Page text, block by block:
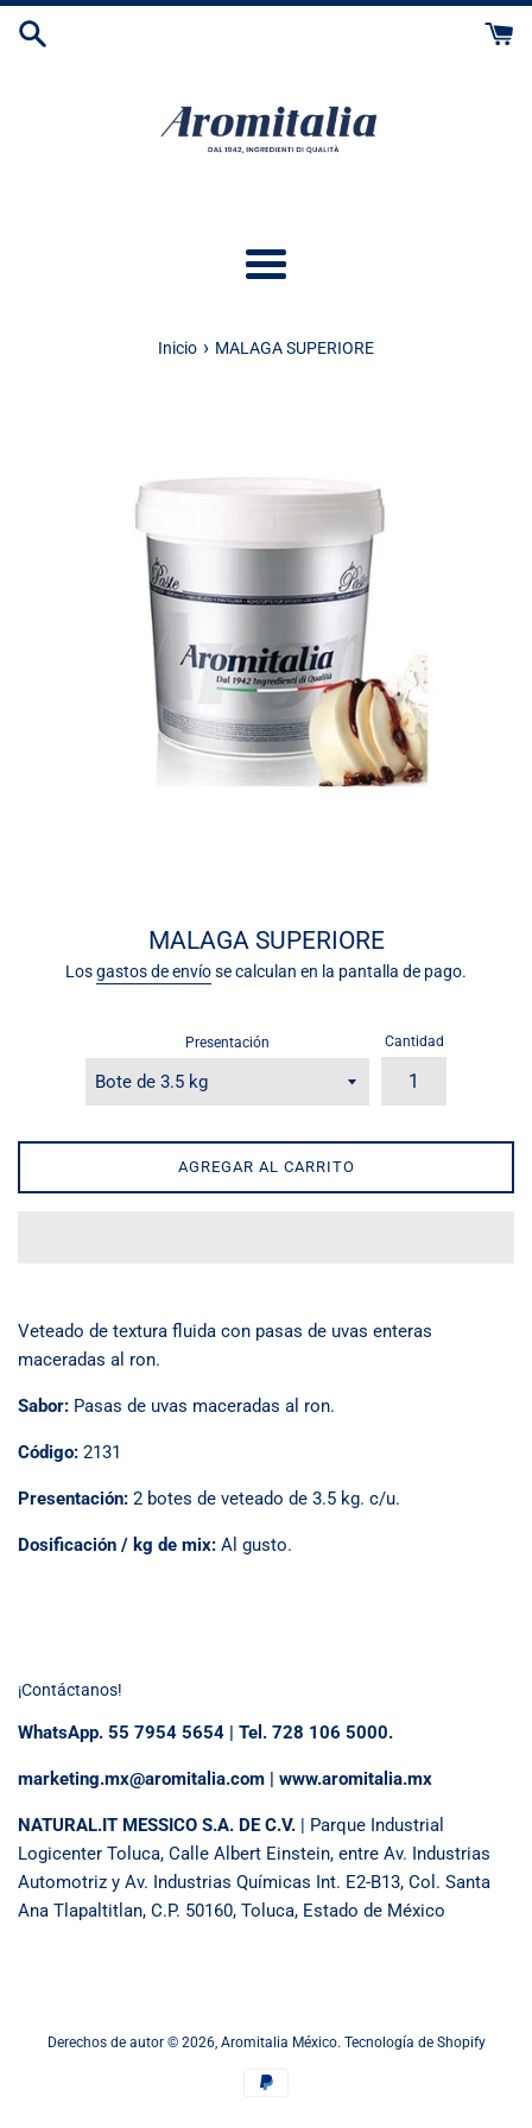
Ir
directamente
Más
Inicio › MALAGA SUPERIORE
MALAGA SUPERIORE
Losgastos de envíose calculan en la pantalla de pago.
Presentación Cantidad
AGREGAR AL CARRITO
Veteado de textura fluida con pasas de uvas enteras
maceradas al ron.
Sabor: Pasas de uvas maceradas al ron.
Código: 2131
Presentación: 2 botes de veteado de 3.5 kg. c/u.
Dosificación / kg de mix: Al gusto.
¡Contáctanos!
WhatsApp. 55 7954 5654 | Tel. 728 106 5000.
marketing.mx@aromitalia.com | www.aromitalia.mx
NATURAL.IT MESSICO S.A. DE C.V. | Parque Industrial
Logicenter Toluca, Calle Albert Einstein, entre Av. Industrias
Automotriz y Av. Industrias Químicas Int. E2-B13, Col. Santa
Ana Tlapaltitlan, C.P. 50160, Toluca, Estado de México
Derechos de autor © 2026, Aromitalia México. Tecnología de Shopify
Métodos